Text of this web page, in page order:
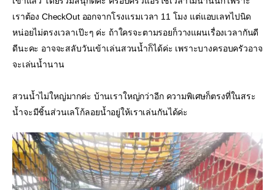
เราต้อง CheckOut ออกจากโรงแรมเวลา 11 โมง แต่แอบเลทไปนิด
หน่อยไม่ตรงเวลาเป๊ะๆ ค่ะ ถ้าใครจะตามรอยก็วางแผนเรื่องเวลากันดี
ดีนะคะ อาจจะสลับวันเข้าเล่นสวนน้ำก็ได้ค่ะ เพราะบางครอบครัวอาจ
จะเล่นน้ำนาน
สวนน้ำไม่ใหญ่มากค่ะ บ้านเราใหญ่กว่าอีก ความพิเศษก็ตรงที่ในสระ
น้ำจะมีชิ้นส่วนเลโก้ลอยน้ำอยู่ให้เราเล่นกันได้ค่ะ